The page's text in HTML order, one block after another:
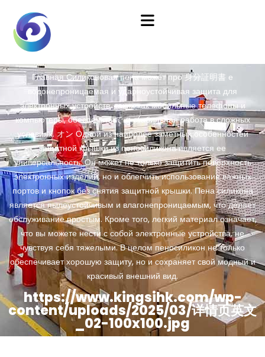
ГлавнаяСиликоновая пена может про 身分証明書 е
водонепроницаемая и ударноустойчивая защита для
электронных устройств, таких как мобильные телефоны и
компьютеры, обеспечить で g стабильная работа в сложных
условиях. オン Одной из наиболее заметных особенностей
защитной крышки из пеносиликона является ее
универсальность. Он может не только защитить поверхность
электронных изделий, но и облегчить использование важных
портов и кнопок без снятия защитной крышки. Пена силикона
является пылеустойчивым и влагонепроницаемым, что делает
обслуживание простым. Кроме того, легкий материал означает,
что вы можете нести с собой электронные устройства, не
чувствуя себя тяжелыми. В целом пеносиликон не только
обеспечивает хорошую защиту, но и сохраняет свой модный и
красивый внешний вид.
https://www.kingsihk.com/wp-
content/uploads/2025/03/详情页英文
_02-100x100.jpg